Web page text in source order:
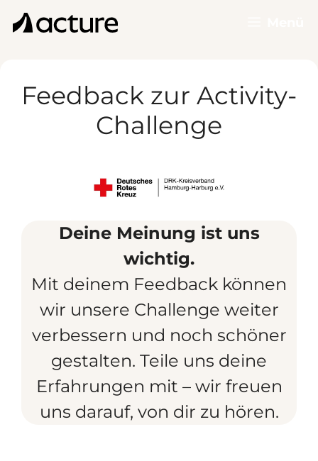
Inhalt
Feedback zur Activity-
Challenge
Deine Meinung ist uns
wichtig.
Mit deinem Feedback können
wir unsere Challenge weiter
verbessern und noch schöner
gestalten. Teile uns deine
Erfahrungen mit – wir freuen
uns darauf, von dir zu hören.